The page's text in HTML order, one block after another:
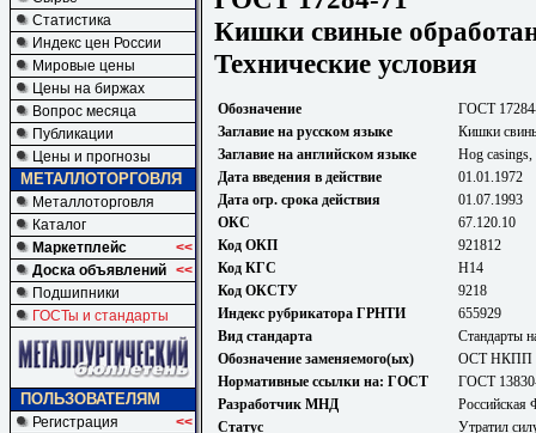
Статистика
Индекс цен России
Мировые цены
Цены на биржах
Вопрос месяца
Публикации
Цены и прогнозы
МЕТАЛЛОТОРГОВЛЯ
Металлоторговля
Каталог
Маркетплейс
<<
Доска объявлений <<
Подшипники
ГОСТы и стандарты
ПОЛЬЗОВАТЕЛЯМ
Регистрация
<<
Кишки свиные
Технические условия
Обозначение
ГОСТ
Заглавие на русском языке
Кишки
Заглавие на английском языке
Hog casings,
Дата введения в действие
01.01.1972
Дата огр. срока действия
01.07.1993
ОКС
67.120.10
Код ОКП
921812
Код КГС
Н14
Код ОКСТУ
9218
Индекс рубрикатора ГРНТИ
655929
Вид стандарта
Стандарты
Обозначение заменяемого(ых)
ОСТ НКПП
Нормативные ссылки на: ГОСТ
ГОСТ
Разработчик МНД
Российская
Статус
Утратил